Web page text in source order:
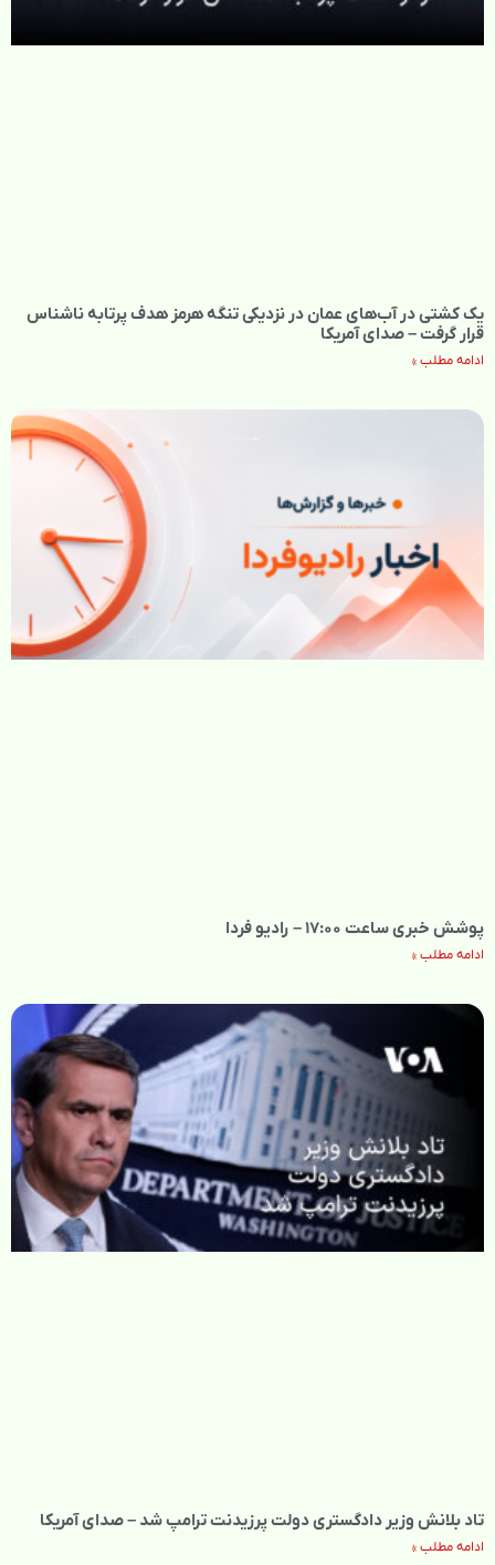
یک کشتی در آب‌های عمان در نزدیکی تنگه هرمز هدف پرتابه ناشناس
قرار گرفت – صدای آمریکا
ادامه مطلب »
پوشش خبری ساعت ۱۷:۰۰ – رادیو فردا
ادامه مطلب »
تاد بلانش وزیر دادگستری دولت پرزیدنت ترامپ شد – صدای آمریکا
ادامه مطلب »